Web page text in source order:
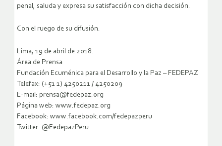
penal, saluda y expresa su satisfacción con dicha decisión.
Con el ruego de su difusión.
Lima, 19 de abril de 2018.
Área de Prensa
Fundación Ecuménica para el Desarrollo y la Paz – FEDEPAZ
Telefax: (+51 1) 4250211 / 4250209
E-mail: prensa@fedepaz.org
Página web: www.fedepaz.org
Facebook: www.facebook.com/fedepazperu
Twitter: @FedepazPeru